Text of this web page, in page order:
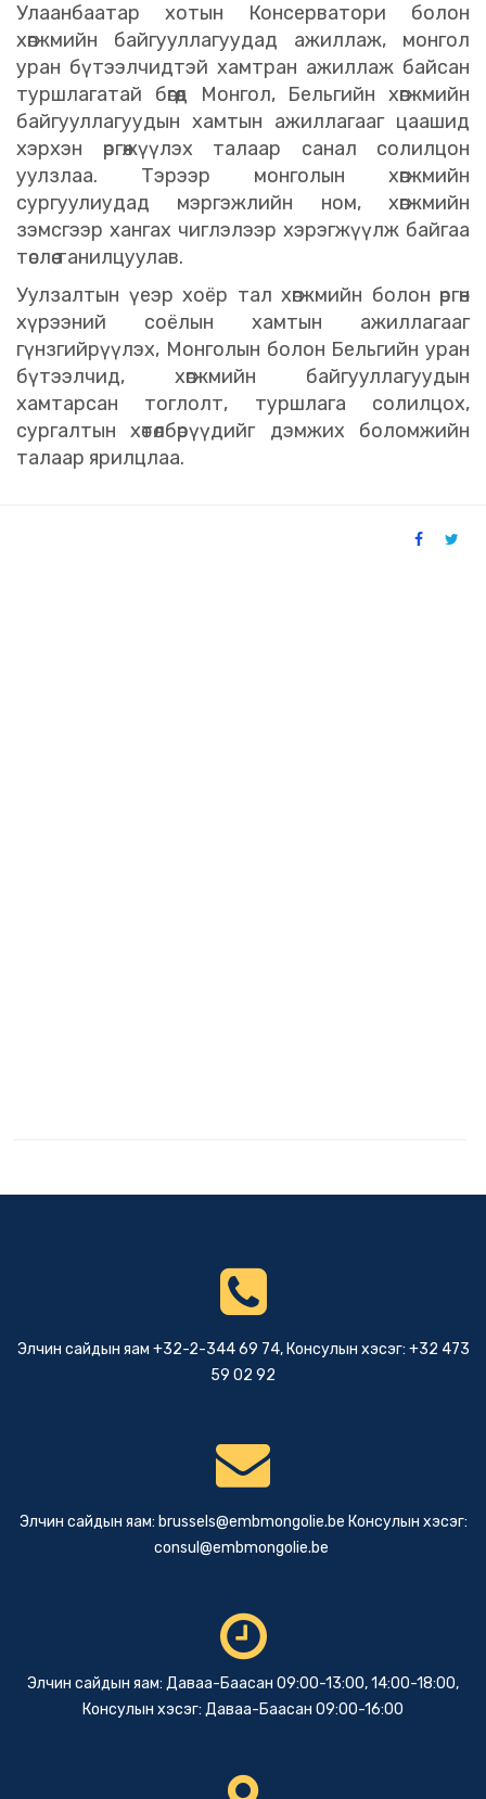
Улаанбаатар хотын Консерватори болон
хөгжмийн байгууллагуудад ажиллаж, монгол
уран бүтээлчидтэй хамтран ажиллаж байсан
туршлагатай бөгөөд Монгол, Бельгийн хөгжмийн
байгууллагуудын хамтын ажиллагааг цаашид
хэрхэн өргөжүүлэх талаар санал солилцон
уулзлаа. Тэрээр монголын хөгжмийн
сургуулиудад мэргэжлийн ном, хөгжмийн
зэмсгээр хангах чиглэлээр хэрэгжүүлж байгаа
төслөө танилцуулав.
Уулзалтын үеэр хоёр тал хөгжмийн болон өргөн
хүрээний соёлын хамтын ажиллагааг
гүнзгийрүүлэх, Монголын болон Бельгийн уран
бүтээлчид, хөгжмийн байгууллагуудын
хамтарсан тоглолт, туршлага солилцох,
сургалтын хөтөлбөрүүдийг дэмжих боломжийн
талаар ярилцлаа.
Элчин сайдын яам +32-2-344 69 74, Консулын хэсэг: +32 473
59 02 92
Элчин сайдын яам: brussels@embmongolie.be Консулын хэсэг:
consul@embmongolie.be
Элчин сайдын яам: Даваа-Баасан 09:00-13:00, 14:00-18:00,
Консулын хэсэг: Даваа-Баасан 09:00-16:00